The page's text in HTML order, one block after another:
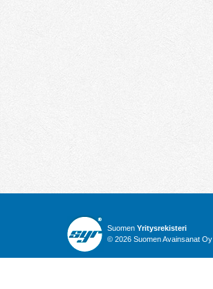
Suomen Yritysrekisteri
© 2026 Suomen Avainsanat Oy